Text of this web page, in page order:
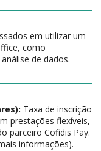
em utilizar um
como
de dados.
Taxa de inscrição
prestações flexíveis,
parceiro Cofidis Pay.
informações).